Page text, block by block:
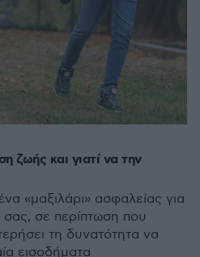
ζωής και γιατί να την
«μαξιλάρι» ασφαλείας για
σας, σε περίπτωση που
τη δυνατότητα να
εισοδήματα